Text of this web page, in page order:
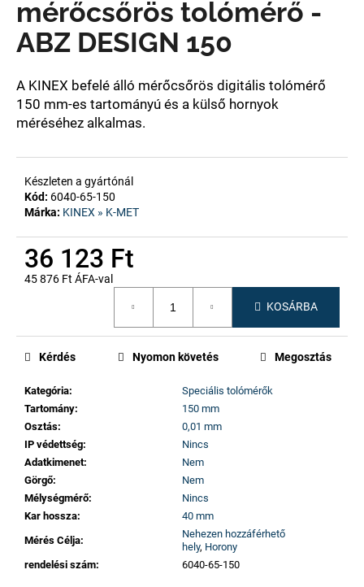
mérőcsőrös tolómérő -
ABZ DESIGN 150
A KINEX befelé álló mérőcsőrös digitális tolómérő
150 mm-es tartományú és a külső hornyok
méréséhez alkalmas.
Készleten a gyártónál
Kód: 6040-65-150
Márka: KINEX » K-MET
36 123 Ft
45 876 Ft ÁFA-val
KOSÁRBA
Kategória:
Speciális tolómérők
Tartomány:
150 mm
Osztás:
0,01 mm
IP védettség:
Nincs
Adatkimenet:
Nem
Görgő:
Nem
Mélységmérő:
Nincs
Kar hossza:
40 mm
Mérés Célja:
Nehezen hozzáférhető
hely, Horony
rendelési szám: 6040-65-150
Kérdés Nyomon követés Megosztás
A
á
n
l
u